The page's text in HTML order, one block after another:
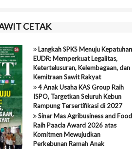
CETAK
Langkah SPKS Menuju Kepatuhan
EUDR: Memperkuat Legalitas,
Ketertelusuran, Kelembagaan, dan
Kemitraan Sawit Rakyat
4 Anak Usaha KAS Group Raih
ISPO, Targetkan Seluruh Kebun
Rampung Tersertifikasi di 2027
Sinar Mas Agribusiness and Food
Raih Paacla Award 2026 atas
Komitmen Mewujudkan
Perkebunan Ramah Anak